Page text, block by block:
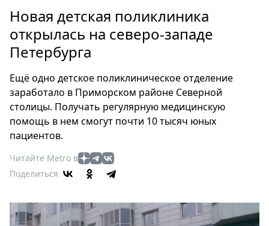
Россия
Мир
Здоровье
Туризм
Мода
Театр
Кино
Афиша
Книги
Пресс-
релизы
Новая детская поликлиника
открылась на северо-западе
Петербурга
Ещё одно детское поликлиническое отделение
заработало в Приморском районе Северной
столицы. Получать регулярную медицинскую
помощь в нем смогут почти 10 тысяч юных
пациентов.
Читайте Metro в
Поделиться